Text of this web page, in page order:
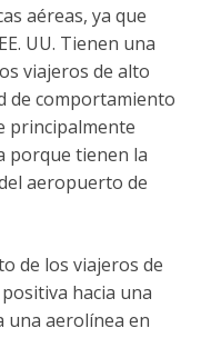
aéreas, ya que
UU. Tienen una
viajeros de alto
de comportamiento
principalmente
porque tienen la
aeropuerto de
de los viajeros de
hacia una
una aerolínea en